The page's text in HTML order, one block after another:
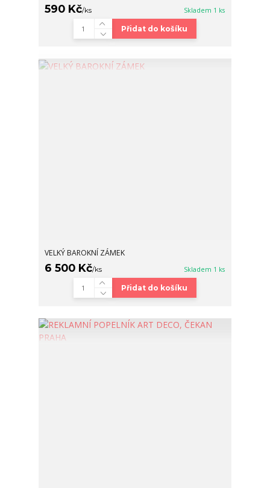
590 Kč/ks Skladem 1 ks
Přidat do košíku
VELKÝ BAROKNÍ ZÁMEK
6 500 Kč/ks Skladem 1 ks
Přidat do košíku